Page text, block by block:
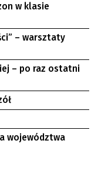
w klasie
– warsztaty
– po raz ostatni
województwa